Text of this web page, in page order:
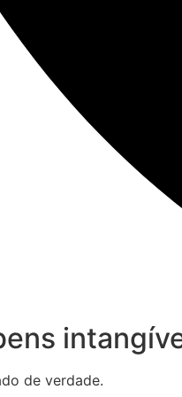
de verdade.